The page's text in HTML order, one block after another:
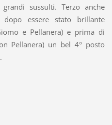
sussulti. Terzo anche
essere stato brillante
e Pellanera) e prima di
Pellanera) un bel 4° posto